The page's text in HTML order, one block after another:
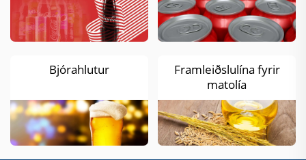
Bjórahlutur
Framleiðslulína fyrir
matolía